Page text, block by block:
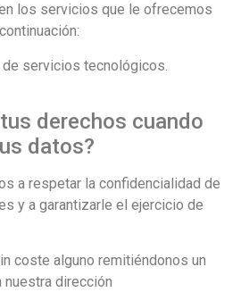
los servicios que le ofrecemos
servicios tecnológicos.
derechos cuando
datos?
a respetar la confidencialidad de
y a garantizarle el ejercicio de
coste alguno remitiéndonos un
dirección